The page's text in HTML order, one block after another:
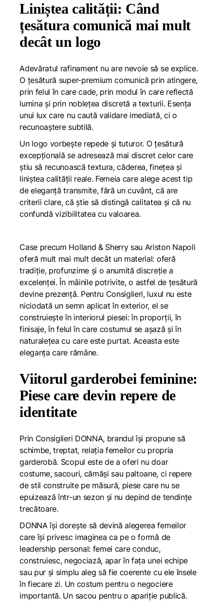
Liniștea calității: Când
țesătura comunică mai mult
decât un logo
Adevăratul rafinament nu are nevoie să se explice.
O țesătură super-premium comunică prin atingere,
prin felul în care cade, prin modul în care reflectă
lumina și prin noblețea discretă a texturii. Esența
unui lux care nu caută validare imediată, ci o
recunoaștere subtilă.
Un logo vorbește repede și tuturor. O țesătură
excepțională se adresează mai discret celor care
știu să recunoască textura, căderea, finețea și
liniștea calității reale. Femeia care alege acest tip
de eleganță transmite, fără un cuvânt, că are
criterii clare, că știe să distingă calitatea și că nu
confundă vizibilitatea cu valoarea.
Case precum Holland & Sherry sau Ariston Napoli
oferă mult mai mult decât un material: oferă
tradiție, profunzime și o anumită discreție a
excelenței. În mâinile potrivite, o astfel de țesătură
devine prezență. Pentru Consiglieri, luxul nu este
niciodată un semn aplicat în exterior, el se
construiește în interiorul piesei: în proporții, în
finisaje, în felul în care costumul se așază și în
naturalețea cu care este purtat. Aceasta este
eleganța care rămâne.
Viitorul garderobei feminine:
Piese care devin repere de
identitate
Prin Consiglieri DONNA, brandul își propune să
schimbe, treptat, relația femeilor cu propria
garderobă. Scopul este de a oferi nu doar
costume, sacouri, cămăși sau paltoane, ci repere
de stil construite pe măsură, piese care nu se
epuizează într-un sezon și nu depind de tendințe
trecătoare.
DONNA își dorește să devină alegerea femeilor
care își privesc imaginea ca pe o formă de
leadership personal: femei care conduc,
construiesc, negociază, apar în fața unei echipe
sau pur și simplu aleg să fie coerente cu ele însele
în fiecare zi. Un costum pentru o negociere
importantă. Un sacou pentru o apariție publică.